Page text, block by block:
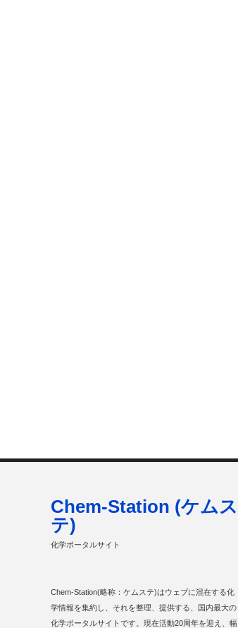
Chem-Station (ケムス
テ)
化学ポータルサイト
Chem-Station(略称：ケムステ)はウェブに混在する化
学情報を集約し、それを整理、提供する、国内最大の
化学ポータルサイトです。現在活動20周年を迎え、幅